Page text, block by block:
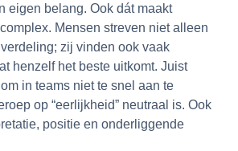
eigen belang. Ook dát maakt
Mensen streven niet alleen
zij vinden ook vaak
henzelf het beste uitkomt. Juist
in teams niet te snel aan te
op “eerlijkheid” neutraal is. Ook
positie en onderliggende